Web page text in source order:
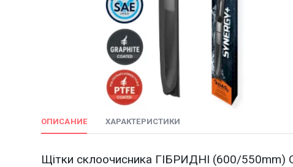
ОПИСАНИЕ ХАРАКТЕРИСТИКИ
Щітки склоочисника ГІБРИДНІ (600/550mm)